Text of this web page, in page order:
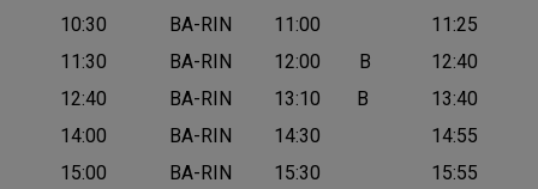
10:30
BA-RIN 11:00
11:25
11:30
BA-RIN 12:00 B
12:40
12:40
BA-RIN 13:10 B
13:40
14:00
BA-RIN 14:30
14:55
15:00
BA-RIN 15:30
15:55